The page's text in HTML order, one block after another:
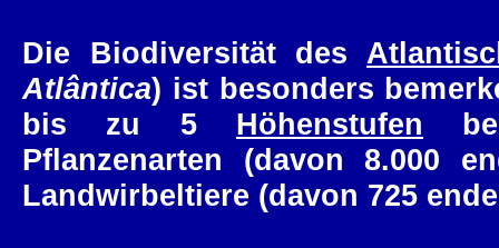
Die Biodiversität des
Atlântica) ist besonders
bis zu 5 Höhenstufen
Pflanzenarten (davon 8.000
Landwirbeltiere (davon 725